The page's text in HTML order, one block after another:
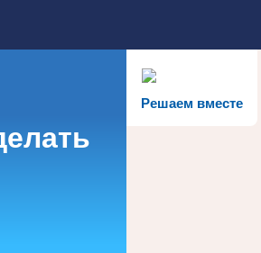
Решаем вместе